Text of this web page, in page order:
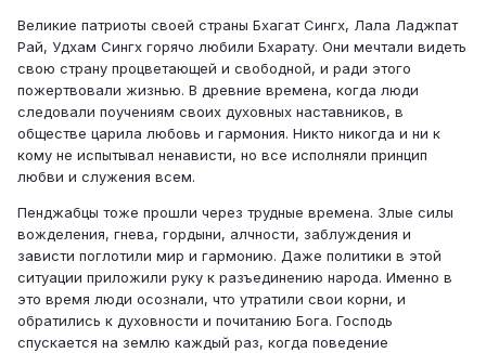
Великие патриоты своей страны Бхагат Сингх, Лала Ладжпат
Рай, Удхам Сингх горячо любили Бхарату. Они мечтали видеть
свою страну процветающей и свободной, и ради этого
пожертвовали жизнью. В древние времена, когда люди
следовали поучениям своих духовных наставников, в
обществе царила любовь и гармония. Никто никогда и ни к
кому не испытывал ненависти, но все исполняли принцип
любви и служения всем.
Пенджабцы тоже прошли через трудные времена. Злые силы
вожделения, гнева, гордыни, алчности, заблуждения и
зависти поглотили мир и гармонию. Даже политики в этой
ситуации приложили руку к разъединению народа. Именно в
это время люди осознали, что утратили свои корни, и
обратились к духовности и почитанию Бога. Господь
спускается на землю каждый раз, когда поведение